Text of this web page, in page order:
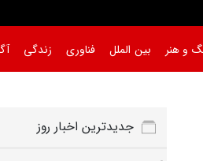
و هنر بین الملل فناوری زندگی
جدیدترین اخبار روز